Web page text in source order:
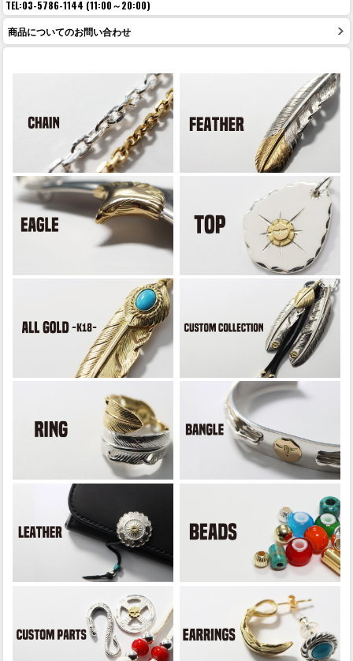
TEL:03-5786-1144 (11:00～20:00)
商品についてのお問い合わせ